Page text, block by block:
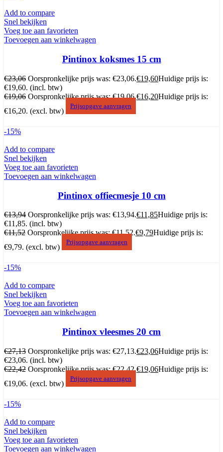
Add to compare
Snel bekijken
Voeg toe aan favorieten
Toevoegen aan winkelwagen
Pintinox koksmes 15 cm
€23,06 Oorspronkelijke prijs was: €23,06.€19,60Huidige prijs is:
€19,60. (incl. btw)
€19,06 Oorspronkelijke prijs was: €19,06.€16,20Huidige prijs is:
€16,20. (excl. btw)
Prijsopgave aanvragen
-15%
Add to compare
Snel bekijken
Voeg toe aan favorieten
Toevoegen aan winkelwagen
Pintinox offiecmesje 10 cm
€13,94 Oorspronkelijke prijs was: €13,94.€11,85Huidige prijs is:
€11,85. (incl. btw)
€11,52 Oorspronkelijke prijs was: €11,52.€9,79Huidige prijs is:
€9,79. (excl. btw)
Prijsopgave aanvragen
-15%
Add to compare
Snel bekijken
Voeg toe aan favorieten
Toevoegen aan winkelwagen
Pintinox vleesmes 20 cm
€27,13 Oorspronkelijke prijs was: €27,13.€23,06Huidige prijs is:
€23,06. (incl. btw)
€22,42 Oorspronkelijke prijs was: €22,42.€19,06Huidige prijs is:
€19,06. (excl. btw)
Prijsopgave aanvragen
-15%
Add to compare
Snel bekijken
Voeg toe aan favorieten
Toevoegen aan winkelwagen